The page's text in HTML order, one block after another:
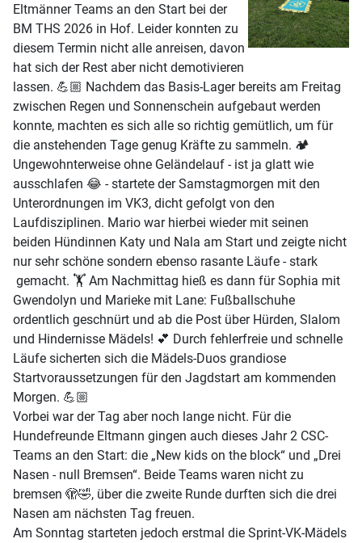
Eltmänner Teams an den Start bei der
BM THS 2026 in Hof. Leider konnten zu
diesem Termin nicht alle anreisen, davon
hat sich der Rest aber nicht demotivieren
lassen. 💪🏼 Nachdem das Basis-Lager bereits am Freitag
zwischen Regen und Sonnenschein aufgebaut werden
konnte, machten es sich alle so richtig gemütlich, um für
die anstehenden Tage genug Kräfte zu sammeln. 🏕️
Ungewohnterweise ohne Geländelauf - ist ja glatt wie
ausschlafen 😂 - startete der Samstagmorgen mit den
Unterordnungen im VK3, dicht gefolgt von den
Laufdisziplinen. Mario war hierbei wieder mit seinen
beiden Hündinnen Katy und Nala am Start und zeigte nicht
nur sehr schöne sondern ebenso rasante Läufe - stark
gemacht. 🏋️ Am Nachmittag hieß es dann für Sophia mit
Gwendolyn und Marieke mit Lane: Fußballschuhe
ordentlich geschnürt und ab die Post über Hürden, Slalom
und Hindernisse Mädels! 💕 Durch fehlerfreie und schnelle
Läufe sicherten sich die Mädels-Duos grandiose
Startvoraussetzungen für den Jagdstart am kommenden
Morgen. 💪🏼
Vorbei war der Tag aber noch lange nicht. Für die
Hundefreunde Eltmann gingen auch dieses Jahr 2 CSC-
Teams an den Start: die „New kids on the block“ und „Drei
Nasen - null Bremsen“. Beide Teams waren nicht zu
bremsen 🫣🤣, über die zweite Runde durften sich die drei
Nasen am nächsten Tag freuen.
Am Sonntag starteten jedoch erstmal die Sprint-VK-Mädels